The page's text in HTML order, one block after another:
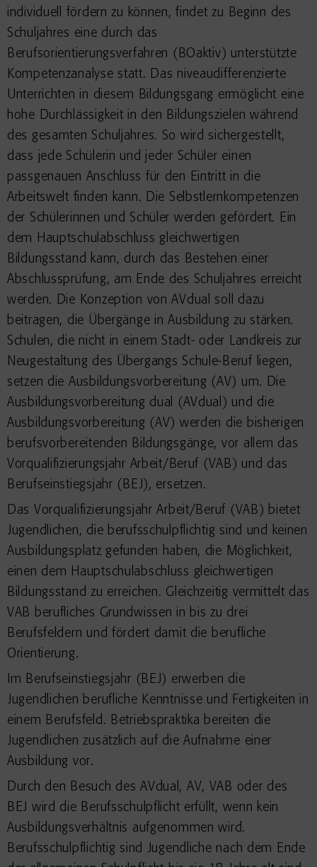
individuell fördern zu können, findet zu Beginn des
Schuljahres eine durch das
Berufsorientierungsverfahren (BOaktiv) unterstützte
Kompetenzanalyse statt. Das niveaudifferenzierte
Unterrichten in diesem Bildungsgang ermöglicht eine
hohe Durchlässigkeit in den Bildungszielen während
des gesamten Schuljahres. So wird sichergestellt,
dass jede Schülerin und jeder Schüler einen
passgenauen Anschluss für den Eintritt in die
Arbeitswelt finden kann. Die Selbstlernkompetenzen
der Schülerinnen und Schüler werden gefördert. Ein
dem Hauptschulabschluss gleichwertigen
Bildungsstand kann, durch das Bestehen einer
Abschlussprüfung, am Ende des Schuljahres erreicht
werden. Die Konzeption von AVdual soll dazu
beitragen, die Übergänge in Ausbildung zu stärken.
Schulen, die nicht in einem Stadt- oder Landkreis zur
Neugestaltung des Übergangs Schule-Beruf liegen,
setzen die Ausbildungsvorbereitung (AV) um. Die
Ausbildungsvorbereitung dual (AVdual) und die
Ausbildungsvorbereitung (AV) werden die bisherigen
berufsvorbereitenden Bildungsgänge, vor allem das
Vorqualifizierungsjahr Arbeit/Beruf (VAB) und das
Berufseinstiegsjahr (BEJ), ersetzen.
Das Vorqualifizierungsjahr Arbeit/Beruf (VAB) bietet
Jugendlichen, die berufsschulpflichtig sind und keinen
Ausbildungsplatz gefunden haben, die Möglichkeit,
einen dem Hauptschulabschluss gleichwertigen
Bildungsstand zu erreichen. Gleichzeitig vermittelt das
VAB berufliches Grundwissen in bis zu drei
Berufsfeldern und fördert damit die berufliche
Orientierung.
Im Berufseinstiegsjahr (BEJ) erwerben die
Jugendlichen berufliche Kenntnisse und Fertigkeiten in
einem Berufsfeld. Betriebspraktika bereiten die
Jugendlichen zusätzlich auf die Aufnahme einer
Ausbildung vor.
Durch den Besuch des AVdual, AV, VAB oder des
BEJ wird die Berufsschulpflicht erfüllt, wenn kein
Ausbildungsverhältnis aufgenommen wird.
Berufsschulpflichtig sind Jugendliche nach dem Ende